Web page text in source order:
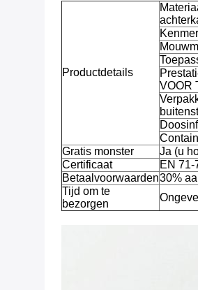
Productdetails
VOOR
Gratis monster
Ja (u
Certificaat
EN 71-
Betaalvoorwaarden30%
Tijd om te
bezorgen